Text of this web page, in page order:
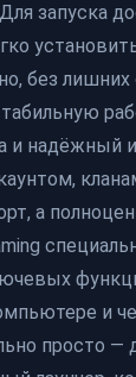
запуска
без
и надёжный
а
и
просто —